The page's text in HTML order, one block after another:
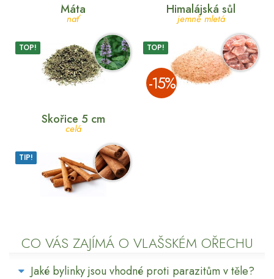
Máta
nať
TOP!
Himalájská sůl
jemně mletá
TOP!
­-15%
Skořice 5 cm
celá
TIP!
CO VÁS ZAJÍMÁ O VLAŠSKÉM OŘECHU
Jaké bylinky jsou vhodné proti parazitům v těle?